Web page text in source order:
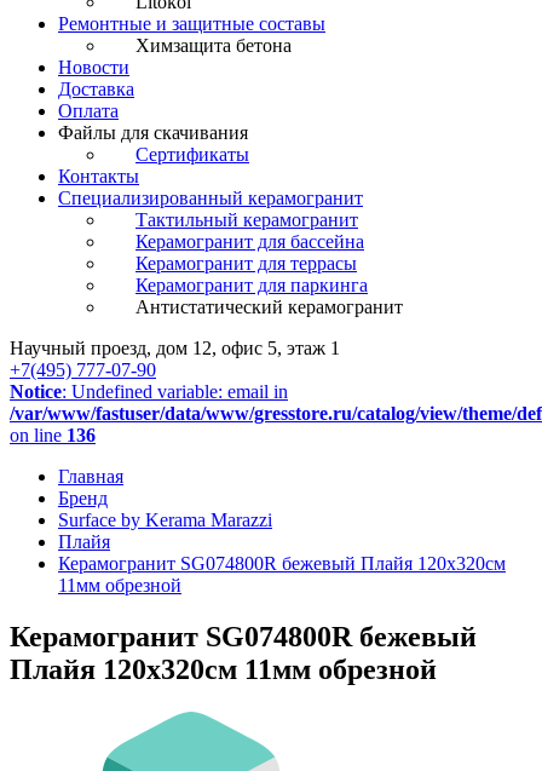
Ремонтные и защитные составы
Химзащита бетона
Новости
Доставка
Оплата
Файлы для скачивания
Сертификаты
Контакты
Специализированный керамогранит
Тактильный керамогранит
Керамогранит для бассейна
Керамогранит для террасы
Керамогранит для паркинга
Антистатический керамогранит
Научный проезд, дом 12, офис 5, этаж 1
+7(495) 777-07-90
Notice: Undefined variable: email in
/var/www/fastuser/data/www/gresstore.ru/catalog/view/theme/
on line 136
Главная
Бренд
Surface by Kerama Marazzi
Плайя
Керамогранит SG074800R бежевый Плайя 120х320см
11мм обрезной
Керамогранит SG074800R бежевый
Плайя 120х320см 11мм обрезной